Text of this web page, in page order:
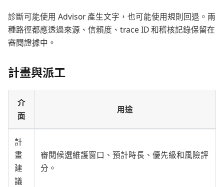
診斷可能使用 Advisor 產生文字，也可能使用規則回退。兩
種路徑都應透過來源、信賴度、trace ID 和稽核記錄保留在
審閱證據中。
計畫與派工
介
面
用途
計
畫
建
議
審閱候選維護窗口、預計時長、優先級和風險評
分。